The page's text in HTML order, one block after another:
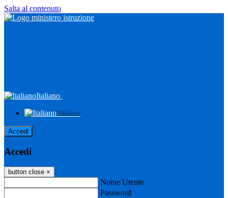
Salta al contenuto
Italiano
Italiano
Accedi
Accedi
button close ×
Nome Utente
Password